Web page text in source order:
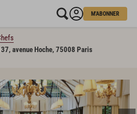
M'ABONNER
avenue Hoche, 75008 Paris